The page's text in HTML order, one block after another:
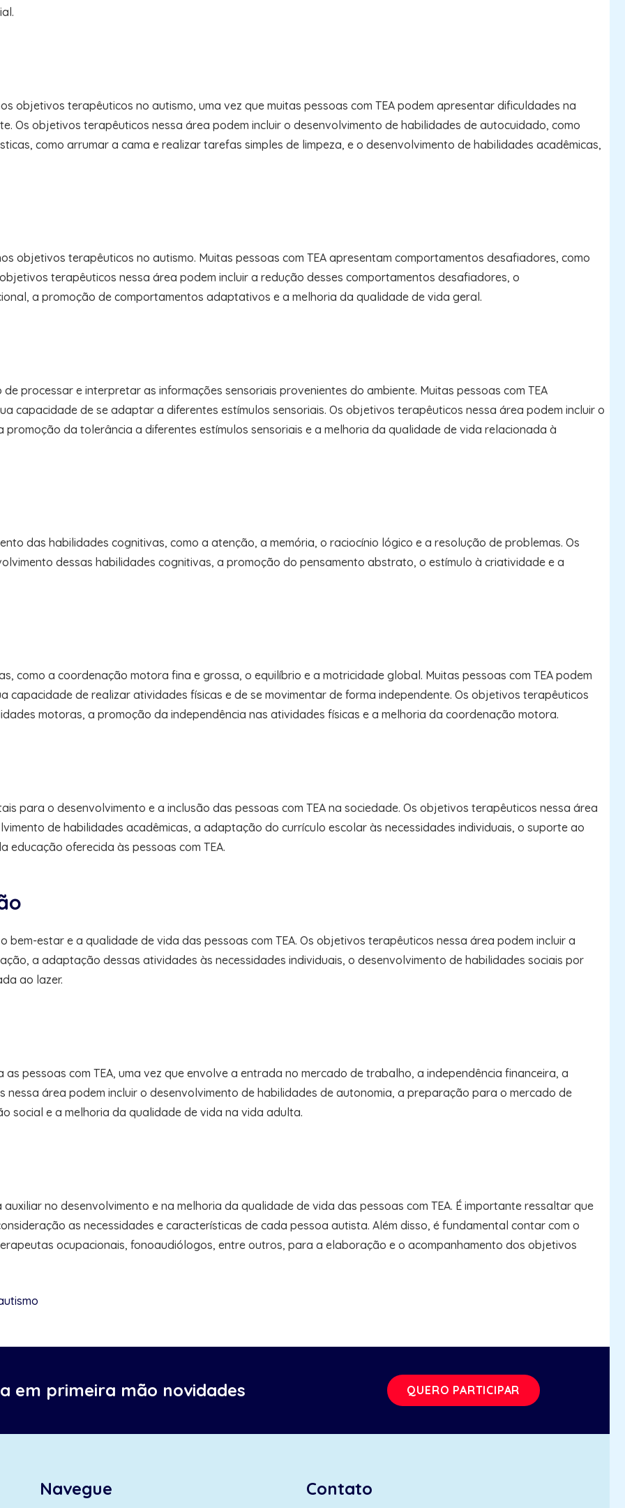
objetivos terapêuticos no autismo, uma vez que muitas pessoas com TEA podem apresentar dificuldades na
Os objetivos terapêuticos nessa área podem incluir o desenvolvimento de habilidades de autocuidado, como
como arrumar a cama e realizar tarefas simples de limpeza, e o desenvolvimento de habilidades acadêmicas,
objetivos terapêuticos no autismo. Muitas pessoas com TEA apresentam comportamentos desafiadores, como
terapêuticos nessa área podem incluir a redução desses comportamentos desafiadores, o
a promoção de comportamentos adaptativos e a melhoria da qualidade de vida geral.
processar e interpretar as informações sensoriais provenientes do ambiente. Muitas pessoas com TEA
capacidade de se adaptar a diferentes estímulos sensoriais. Os objetivos terapêuticos nessa área podem incluir o
da tolerância a diferentes estímulos sensoriais e a melhoria da qualidade de vida relacionada à
das habilidades cognitivas, como a atenção, a memória, o raciocínio lógico e a resolução de problemas. Os
dessas habilidades cognitivas, a promoção do pensamento abstrato, o estímulo à criatividade e a
como a coordenação motora fina e grossa, o equilíbrio e a motricidade global. Muitas pessoas com TEA podem
de realizar atividades físicas e de se movimentar de forma independente. Os objetivos terapêuticos
motoras, a promoção da independência nas atividades físicas e a melhoria da coordenação motora.
para o desenvolvimento e a inclusão das pessoas com TEA na sociedade. Os objetivos terapêuticos nessa área
de habilidades acadêmicas, a adaptação do currículo escolar às necessidades individuais, o suporte ao
educação oferecida às pessoas com TEA.
estar e a qualidade de vida das pessoas com TEA. Os objetivos terapêuticos nessa área podem incluir a
a adaptação dessas atividades às necessidades individuais, o desenvolvimento de habilidades sociais por
ao lazer.
pessoas com TEA, uma vez que envolve a entrada no mercado de trabalho, a independência financeira, a
área podem incluir o desenvolvimento de habilidades de autonomia, a preparação para o mercado de
social e a melhoria da qualidade de vida na vida adulta.
no desenvolvimento e na melhoria da qualidade de vida das pessoas com TEA. É importante ressaltar que
as necessidades e características de cada pessoa autista. Além disso, é fundamental contar com o
ocupacionais, fonoaudiólogos, entre outros, para a elaboração e o acompanhamento dos objetivos
em primeira mão novidades QUERO PARTICIPAR
Navegue Contato